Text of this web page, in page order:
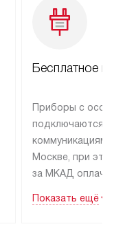
Бесплатное
Приборы с
подключаются к
коммуникациям
Москве, при
за МКАД
партнера
Показать ещё